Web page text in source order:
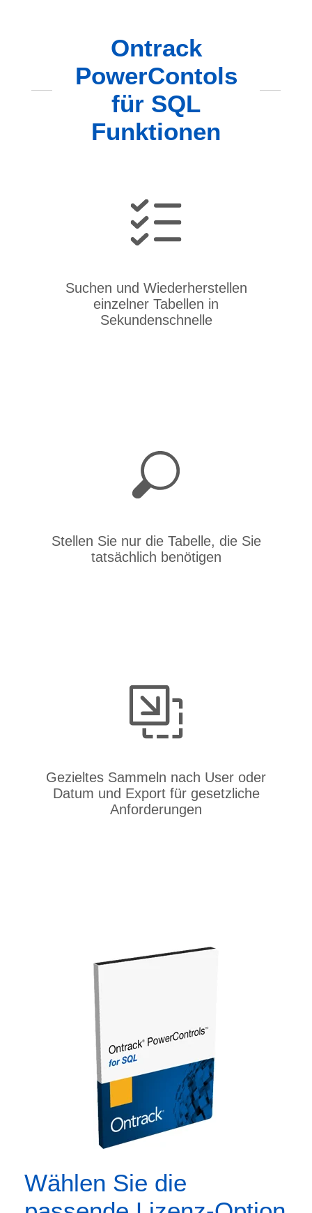
Ontrack
PowerContols
für SQL
Funktionen
Suchen und Wiederherstellen
einzelner Tabellen in
Sekundenschnelle
Stellen Sie nur die Tabelle, die Sie
tatsächlich benötigen
Gezieltes Sammeln nach User oder
Datum und Export für gesetzliche
Anforderungen
Wählen Sie die